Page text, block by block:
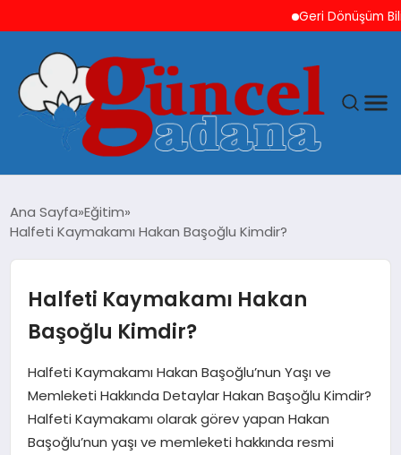
Geri Dönüşüm Bilinci
YAŞAM
MAGAZIN
Ana Sayfa Eğitim
Halfeti Kaymakamı Hakan Başoğlu Kimdir?
Halfeti Kaymakamı Hakan
Başoğlu Kimdir?
Halfeti Kaymakamı Hakan Başoğlu’nun Yaşı ve
Memleketi Hakkında Detaylar Hakan Başoğlu Kimdir?
Halfeti Kaymakamı olarak görev yapan Hakan
Başoğlu’nun yaşı ve memleketi hakkında resmi